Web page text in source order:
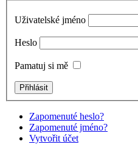
Uživatelské jméno
Heslo
Pamatuj si mě
Zapomenuté heslo?
Zapomenuté jméno?
Vytvořit účet